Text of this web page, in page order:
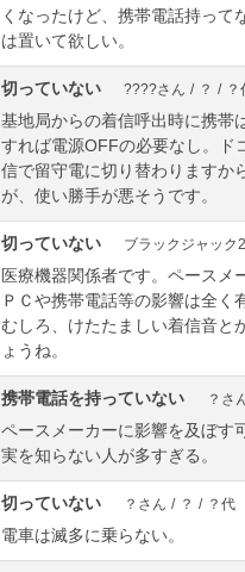
くなったけど、携帯電話持って
は置いて欲しい。
切っていない ????さん / ？ / ？
基地局からの着信呼出時に携帯
すれば電源OFFの必要なし。ド
信で留守電に切り替わりますか
が、使い勝手が悪そうです。
切っていない ブラックジャック
医療機器関係者です。ペースメ
ＰＣや携帯電話等の影響は全く
むしろ、けたたましい着信音と
ょうね。
携帯電話を持っていない ？さ
ペースメーカーに影響を及ぼす
実を知らない人が多すぎる。
切っていない ？さん / ？ / ？代
電車は滅多に乗らない。